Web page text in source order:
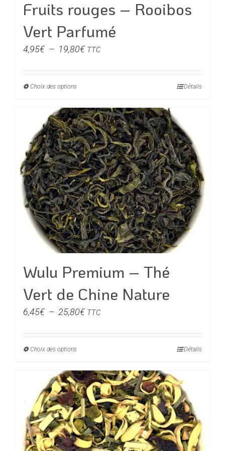
Fruits rouges – Rooibos
Vert Parfumé
4,95€ – 19,80€Plage
prix :
19,80€
TTC
Choix des optionsCe
a
plusieurs
variations.
Les
options
peuvent
être
choisies
sur
la
page
produit
Détails
Wulu Premium – Thé
Vert de Chine Nature
6,45€ – 25,80€Plage
prix :
25,80€
TTC
Choix des optionsCe
a
plusieurs
variations.
Les
options
peuvent
Détails